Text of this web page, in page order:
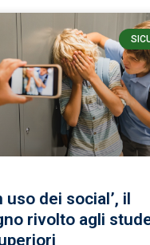
uso dei social’, il
rivolto agli